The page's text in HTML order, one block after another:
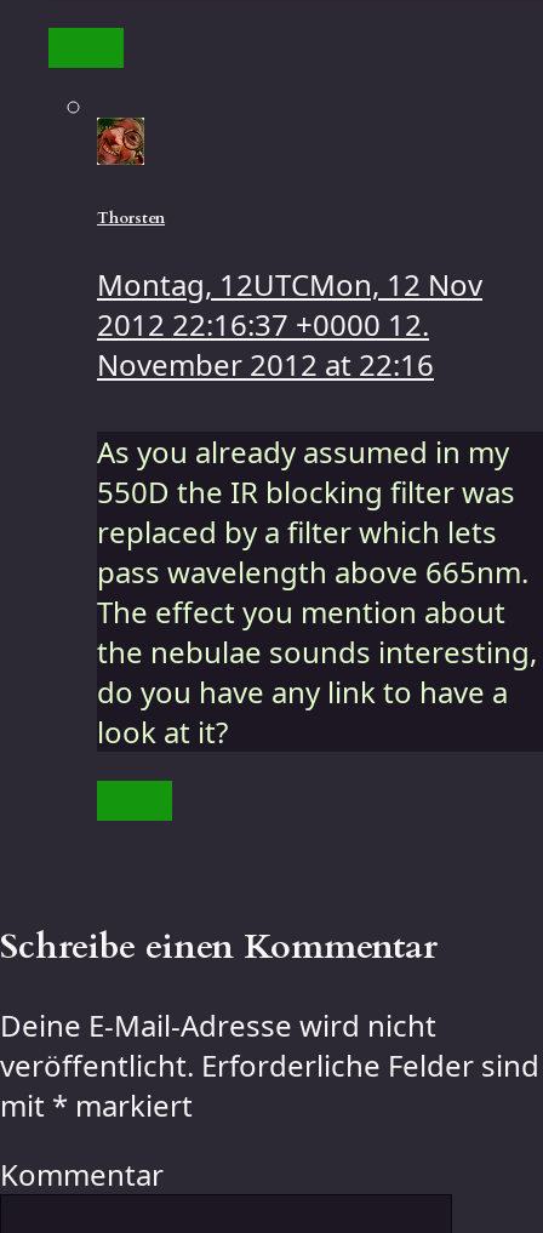
Thorsten
Montag, 12UTCMon, 12 Nov
2012 22:16:37 +0000 12.
November 2012 at 22:16
As you already assumed in my
550D the IR blocking filter was
replaced by a filter which lets
pass wavelength above 665nm.
The effect you mention about
the nebulae sounds interesting,
do you have any link to have a
look at it?
Schreibe einen Kommentar
Deine E-Mail-Adresse wird nicht
veröffentlicht. Erforderliche Felder sind
mit * markiert
Kommentar